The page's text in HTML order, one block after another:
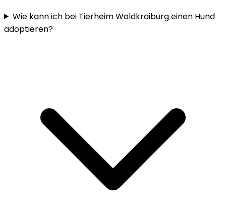
Wie kann ich bei Tierheim Waldkraiburg einen Hund
adoptieren?